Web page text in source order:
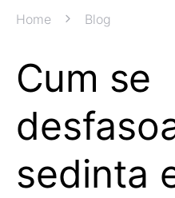
Home Blog
Cum se
sedinta